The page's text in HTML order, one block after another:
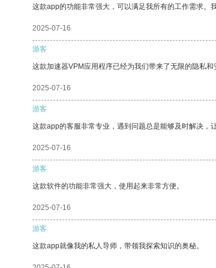
这款app的功能非常强大，可以满足我所有的工作需求。
2025-07-16
游客
这款加速器VPM应用程序已经为我们带来了无限的隐私和
2025-07-16
游客
这款app的客服非常专业，遇到问题总是能够及时解决，
2025-07-16
游客
这款软件的功能非常强大，使用起来非常方便。
2025-07-16
游客
这款app就像我的私人导师，带领我探索知识的奥秘。